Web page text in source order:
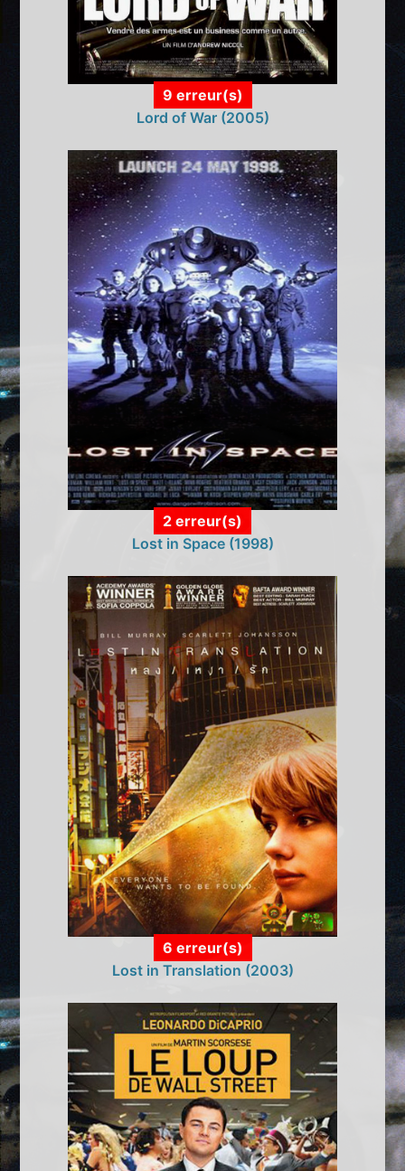
9 erreur(s)
Lord of War (2005)
2 erreur(s)
Lost in Space (1998)
6 erreur(s)
Lost in Translation (2003)